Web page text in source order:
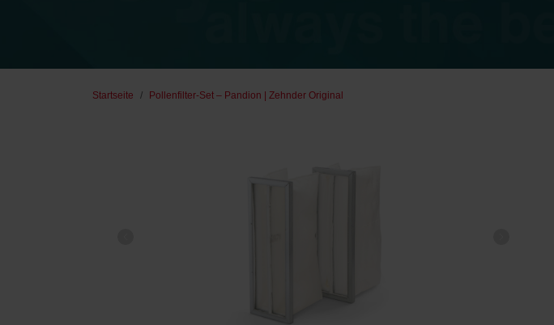
Startseite Pollenfilter-Set – Pandion | Zehnder Original